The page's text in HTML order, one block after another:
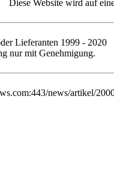
Diese Website wird auf
Lieferanten 1999 - 2020
nur mit Genehmigung.
news/artikel/